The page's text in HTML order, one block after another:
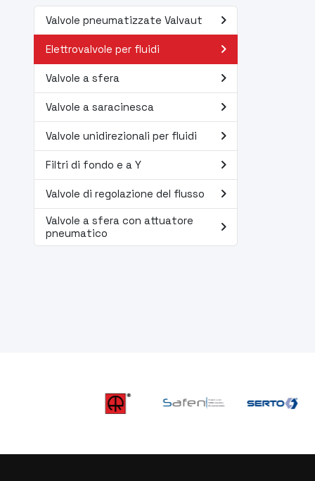
Valvole pneumatizzate Valvaut navigate_next
Elettrovalvole per fluidi navigate_next
Valvole a sfera navigate_next
Valvole a saracinesca navigate_next
Valvole unidirezionali per fluidi navigate_next
Filtri di fondo e a Y navigate_next
Valvole di regolazione del flusso navigate_next
Valvole a sfera con attuatore
pneumatico
navigate_next